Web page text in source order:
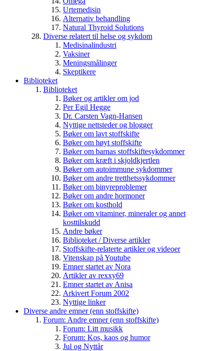
Urtemedisin
Alternativ behandling
Natural Thyroid Solutions
Diverse relatert til helse og sykdom
Medisinalindustri
Vaksiner
Meningsmålinger
Skeptikere
Biblioteket
Biblioteket
Bøker og artikler om jod
Per Egil Hegge
Dr. Carsten Vagn-Hansen
Nyttige nettsteder og blogger
Bøker om lavt stoffskifte
Bøker om høyt stoffskifte
Bøker om barnas stoffskiftesykdommer
Bøker om kræft i skjoldkjertlen
Bøker om autoimmune sykdommer
Bøker om andre tretthetssykdommer
Bøker om binyreproblemer
Bøker om andre hormoner
Bøker om kosthold
Bøker om vitaminer, mineraler og annet
kosttilskudd
Andre bøker
Biblioteket / Diverse artikler
Stoffskifte-relaterte artikler og videoer
Vitenskap på Youtube
Emner startet av Nora
Artikler av rexxy69
Emner startet av Anisa
Arkivert Forum 2002
Nyttige linker
Diverse andre emner (enn stoffskifte)
Forum: Andre emner (enn stoffskifte)
Forum: Litt musikk
Forum: Kos, kaos og humor
Jul og Nyttår